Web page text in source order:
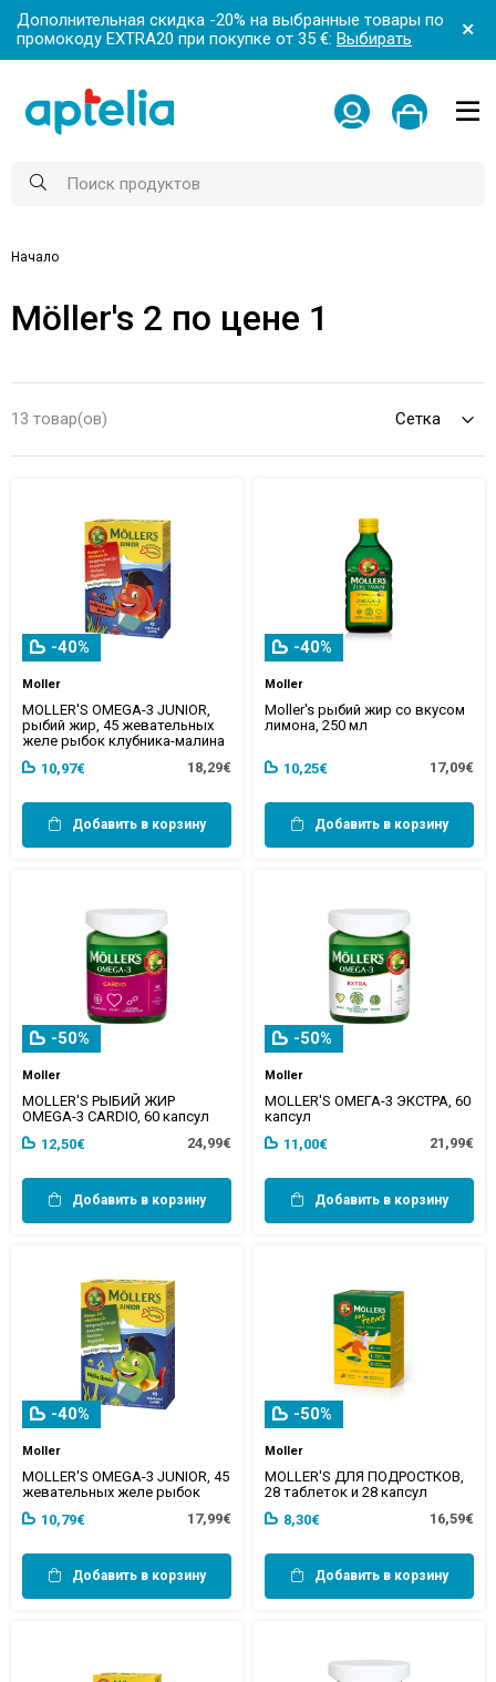
Дополнительная скидка -20% на выбранные товары по
промокоду EXTRA20 при покупке от 35 €: Выбирать
Начало
Möller's 2 по цене 1
13 товар(ов)
-40%
Moller
MOLLER'S OMEGA-3 JUNIOR,
рыбий жир, 45 жевательных
желе рыбок клубника-малина
10,97€
18,29€
Добавить в корзину
-40%
Moller
Moller's рыбий жир со вкусом
лимона, 250 мл
10,25€ 17,09€
Добавить в корзину
-50%
Moller
MOLLER'S РЫБИЙ ЖИР
OMEGA-3 CARDIO, 60 капсул
12,50€
24,99€
Добавить в корзину
-50%
Moller
MOLLER'S ОМЕГА-3 ЭКСТРА, 60
капсул
11,00€
21,99€
Добавить в корзину
-40%
Moller
MOLLER'S OMEGA-3 JUNIOR, 45
жевательных желе рыбок
10,79€
17,99€
Добавить в корзину
-50%
Moller
MOLLER'S ДЛЯ ПОДРОСТКОВ,
28 таблеток и 28 капсул
8,30€
16,59€
Добавить в корзину